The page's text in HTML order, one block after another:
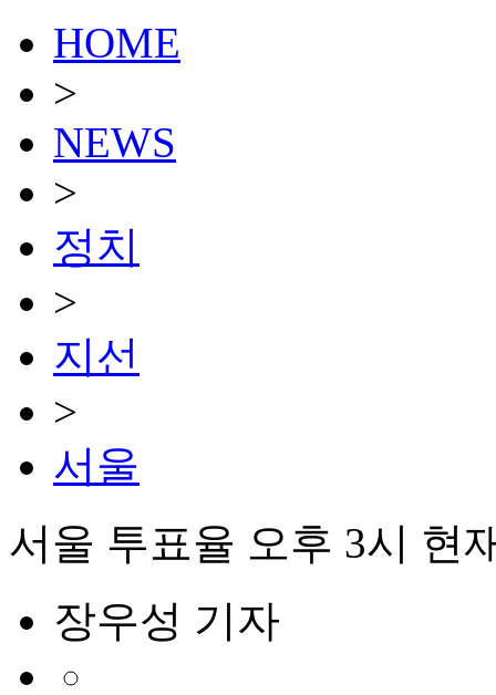
HOME
>
NEWS
>
정치
>
지선
>
서울
서울 투표율 오후 3시 현
장우성 기자